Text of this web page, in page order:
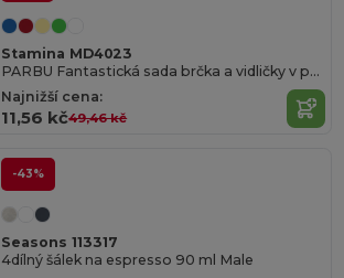
Stamina MD4023
PARBU Fantastická sada brčka a vidličky v pouzdře s karabinou pro přenášení
Najnižší cena:
11,56 kč49,46 kč
-43%
Seasons 113317
4dílný šálek na espresso 90 ml Male